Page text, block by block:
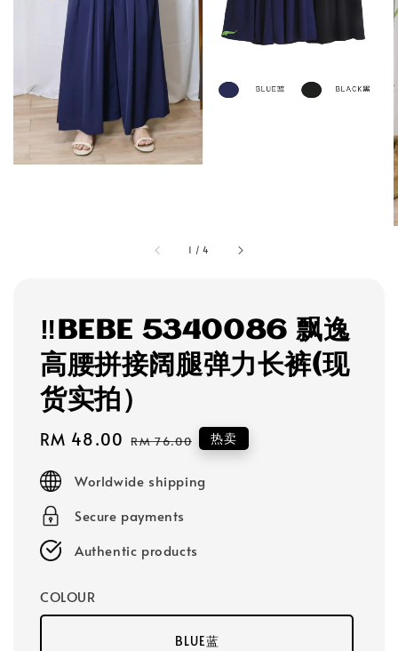
1 /4
‼️BEBE 5340086 飘逸
高腰拼接阔腿弹力长裤(现
货实拍）
Sale
RM 48.00 Regular
RM 76.00 热卖
Worldwide shipping
Secure payments
Authentic products
COLOUR
BLUE蓝